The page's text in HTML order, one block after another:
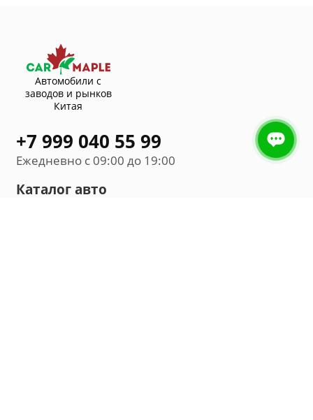
Автомобили с
заводов и рынков
Китая
+7 999 040 55 99
Ежедневно с 09:00 до 19:00
Каталог авто